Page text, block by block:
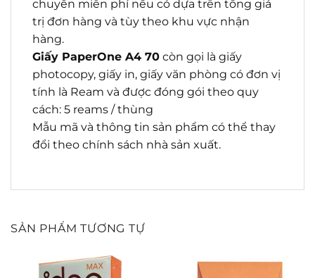
chuyển miễn phí nếu có dựa trên tổng giá
trị đơn hàng và tùy theo khu vực nhận
hàng.
Giấy PaperOne A4 70 còn gọi là giấy
photocopy, giấy in, giấy văn phòng có đơn vị
tính là Ream và được đóng gói theo quy
cách: 5 reams / thùng
Mẫu mã và thông tin sản phẩm có thể thay
đổi theo chính sách nhà sản xuất.
SẢN PHẨM TƯƠNG TỰ